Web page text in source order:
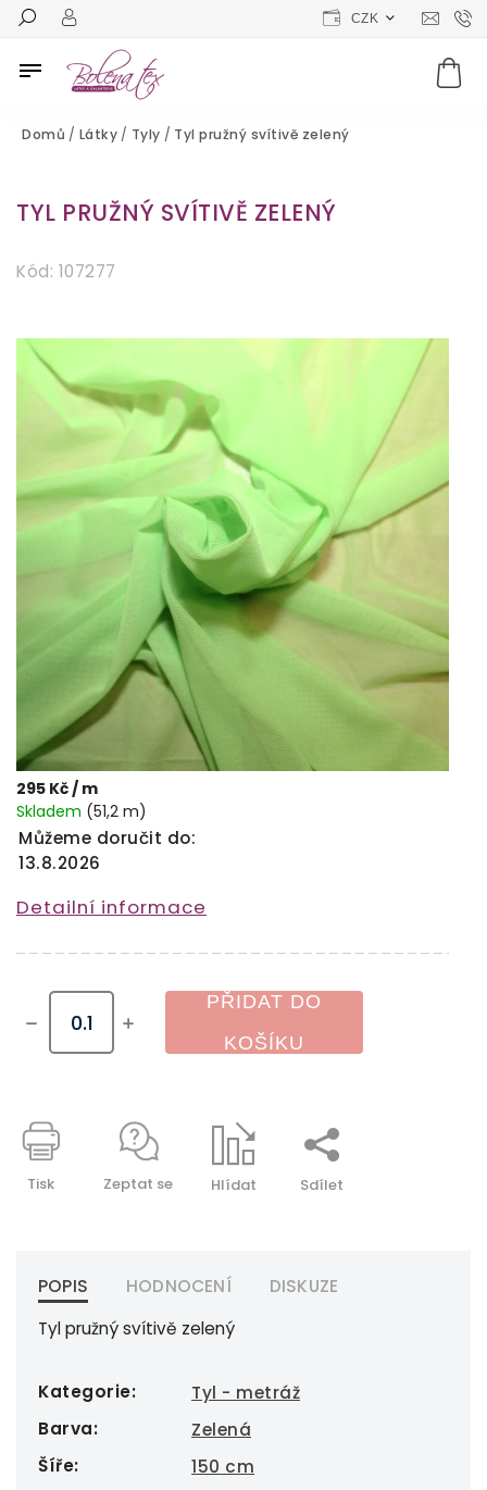
CZK
Domů / Látky / Tyly / Tyl pružný svítivě zelený
TYL PRUŽNÝ SVÍTIVĚ ZELENÝ
Kód: 107277
295 Kč/ m
Skladem (51,2 m)
Můžeme doručit do:
13.8.2026
PŘIDAT DO
KOŠÍKU
Detailní informace
Tisk Zeptat se Hlídat Sdílet
POPIS HODNOCENÍ
DISKUZE
Tyl pružný svítivě zelený
Kategorie:
Tyl - metráž
Barva:
Zelená
Šíře:
150 cm